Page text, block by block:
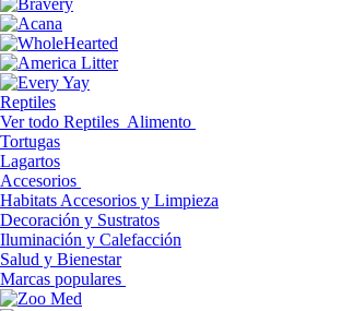
Reptiles
Ver todo Reptiles Alimento
Tortugas
Lagartos
Accesorios
Habitats Accesorios y Limpieza
Decoración y Sustratos
Iluminación y Calefacción
Salud y Bienestar
Marcas populares